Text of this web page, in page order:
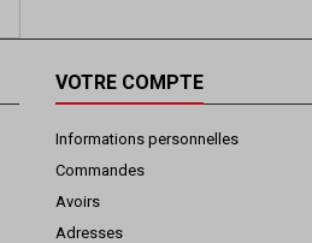
VOTRE COMPTE
Informations personnelles
Commandes
Avoirs
Adresses